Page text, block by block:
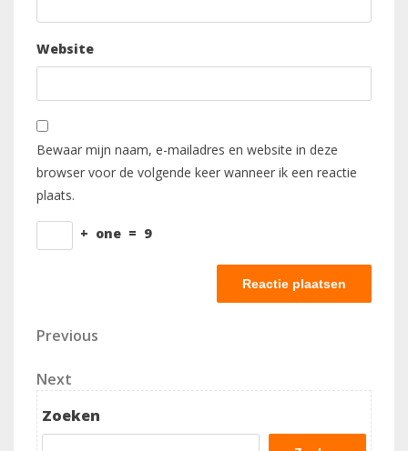
Website
Bewaar mijn naam, e-mailadres en website in deze
browser voor de volgende keer wanneer ik een reactie
plaats.
+ one = 9
Berichtnavigatie
Previous
Previous
Next
Post
Next
Zoeken